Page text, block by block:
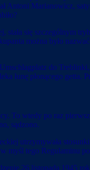
Antoni Marianowicz,
stała się szczególnym
można było
do
łunę płonącego getta.
To wtedy po raz
sądzono.
utrzymywała
myśl tego Regulaminu
26 listopada 1945